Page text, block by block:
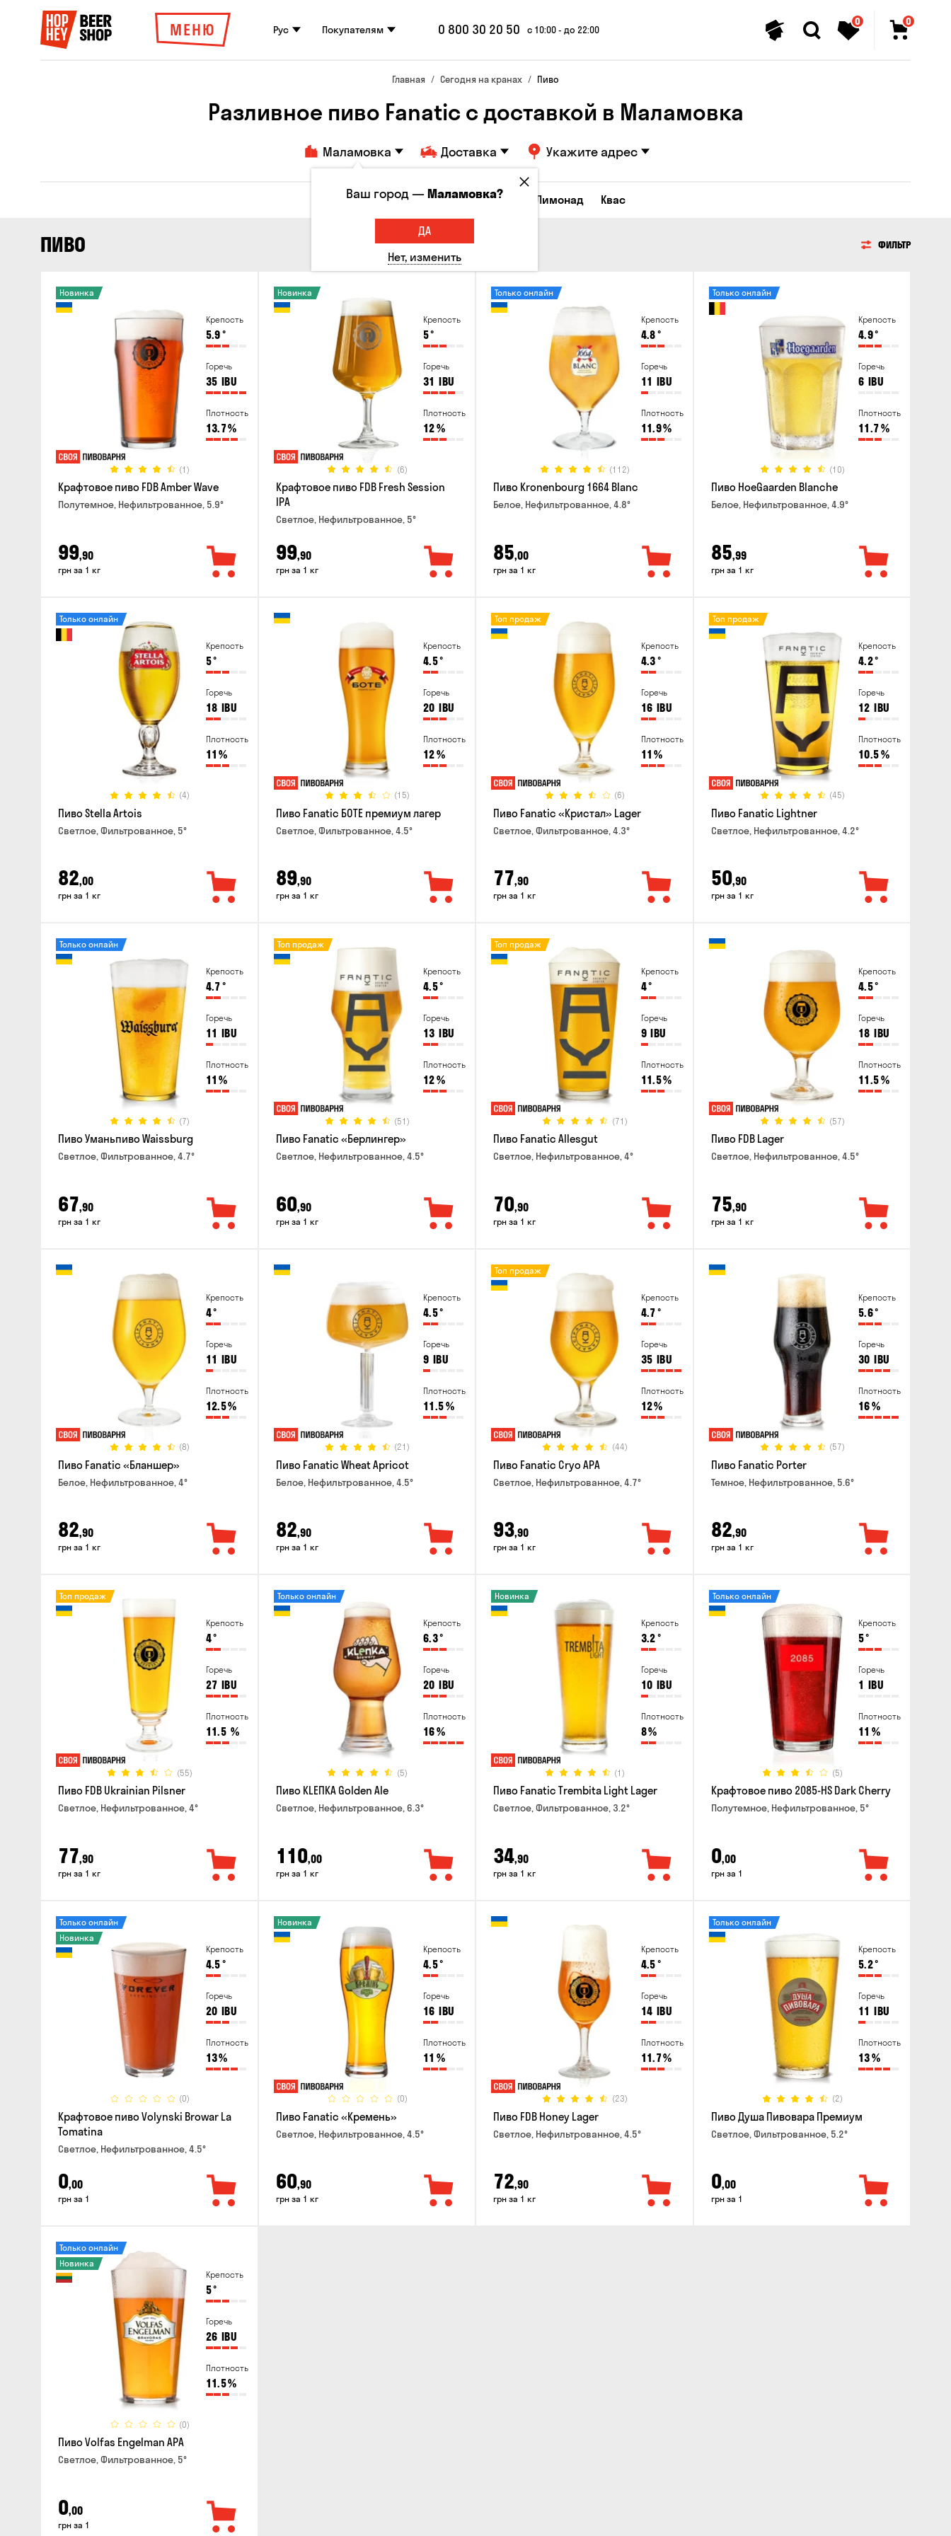
МЕНЮ Рус Покупателям 0 800 30 20 50 с 10:00 - до 22:00
0 0
Главная Сегодня на кранах Пиво
Разливное пиво Fanatic с доставкой в ​​Маламовка
Маламовка Доставка Укажите адрес
Все товары Пиво Сидр Вино Лимонад Квас
ПИВО ФИЛЬТР
Крепость
5.9°
Горечь
35 IBU
Плотность
13.7%
(1)
Новинка
Крафтовое пиво FDB Amber Wave
Полутемное, Нефильтрованное, 5.9°
99,90
грн за 1 кг
Крепость
5°
Горечь
31 IBU
Плотность
12%
(6)
Новинка
Крафтовое пиво FDB Fresh Session
IPA
Светлое, Нефильтрованное, 5°
99,90
грн за 1 кг
Крепость
4.8°
Горечь
11 IBU
Плотность
11.9%
(112)
Только онлайн
Пиво Kronenbourg 1664 Blanc
Белое, Нефильтрованное, 4.8°
85,00
грн за 1 кг
Крепость
4.9°
Горечь
6 IBU
Плотность
11.7%
(10)
Только онлайн
Пиво HoeGaarden Blanche
Белое, Нефильтрованное, 4.9°
85,99
грн за 1 кг
Крепость
5°
Горечь
18 IBU
Плотность
11 %
(4)
Только онлайн
Пиво Stella Artois
Светлое, Фильтрованное, 5°
82,00
грн за 1 кг
Крепость
4.5°
Горечь
20 IBU
Плотность
12%
(15)
Пиво Fanatic БОТЕ премиум лагер
Светлое, Фильтрованное, 4.5°
89,90
грн за 1 кг
Крепость
4.3°
Горечь
16 IBU
Плотность
11 %
(6)
Топ продаж
Пиво Fanatic «Кристал» Lager
Светлое, Фильтрованное, 4.3°
77,90
грн за 1 кг
Крепость
4.2°
Горечь
12 IBU
Плотность
10.5%
(45)
Топ продаж
Пиво Fanatic Lightner
Светлое, Нефильтрованное, 4.2°
50,90
грн за 1 кг
Крепость
4.7°
Горечь
11 IBU
Плотность
11 %
(7)
Только онлайн
Пиво Уманьпиво Waissburg
Светлое, Фильтрованное, 4.7°
67,90
грн за 1 кг
Крепость
4.5°
Горечь
13 IBU
Плотность
12%
(51)
Топ продаж
Пиво Fanatic «Берлингер»
Светлое, Нефильтрованное, 4.5°
60,90
грн за 1 кг
Крепость
4°
Горечь
9 IBU
Плотность
11.5%
(71)
Топ продаж
Пиво Fanatic Allesgut
Светлое, Нефильтрованное, 4°
70,90
грн за 1 кг
Крепость
4.5°
Горечь
18 IBU
Плотность
11.5%
(57)
Пиво FDB Lager
Светлое, Нефильтрованное, 4.5°
75,90
грн за 1 кг
Крепость
4°
Горечь
11 IBU
Плотность
12.5%
(8)
Пиво Fanatic «Бланшер»
Белое, Нефильтрованное, 4°
82,90
грн за 1 кг
Крепость
4.5°
Горечь
9 IBU
Плотность
11.5%
(21)
Пиво Fanatic Wheat Apricot
Белое, Нефильтрованное, 4.5°
82,90
грн за 1 кг
Крепость
4.7°
Горечь
35 IBU
Плотность
12%
(44)
Топ продаж
Пиво Fanatic Cryo APA
Светлое, Нефильтрованное, 4.7°
93,90
грн за 1 кг
Крепость
5.6°
Горечь
30 IBU
Плотность
16%
(57)
Пиво Fanatic Porter
Темное, Нефильтрованное, 5.6°
82,90
грн за 1 кг
Крепость
4°
Горечь
27 IBU
Плотность
11.5 %
(55)
Топ продаж
Пиво FDB Ukrainian Pilsner
Светлое, Нефильтрованное, 4°
77,90
грн за 1 кг
Крепость
6.3°
Горечь
20 IBU
Плотность
16%
(5)
Только онлайн
Пиво KLEПКА Golden Ale
Светлое, Нефильтрованное, 6.3°
110,00
грн за 1 кг
Крепость
3.2°
Горечь
10 IBU
Плотность
8%
(1)
Новинка
Пиво Fanatic Trembita Light Lager
Светлое, Фильтрованное, 3.2°
34,90
грн за 1 кг
Крепость
5°
Горечь
1 IBU
Плотность
11 %
(5)
Только онлайн
Крафтовое пиво 2085-HS Dark Cherry
Полутемное, Нефильтрованное, 5°
0,00
грн за 1
Крепость
4.5°
Горечь
20 IBU
Плотность
13%
(0)
Только онлайн
Новинка
Крафтовое пиво Volynski Browar La
Tomatina
Светлое, Нефильтрованное, 4.5°
0,00
грн за 1
Крепость
4.5°
Горечь
16 IBU
Плотность
11 %
(0)
Новинка
Пиво Fanatic «Кремень»
Светлое, Нефильтрованное, 4.5°
60,90
грн за 1 кг
Крепость
4.5°
Горечь
14 IBU
Плотность
11.7%
(23)
Пиво FDB Honey Lager
Светлое, Нефильтрованное, 4.5°
72,90
грн за 1 кг
Крепость
5.2°
Горечь
11 IBU
Плотность
13%
(2)
Только онлайн
Пиво Душа Пивовара Премиум
Светлое, Фильтрованное, 5.2°
0,00
грн за 1
Крепость
5°
Горечь
26 IBU
Плотность
11.5%
(0)
Только онлайн
Новинка
Пиво Volfas Engelman APA
Светлое, Фильтрованное, 5°
0,00
грн за 1
Ваш город —Маламовка?
ДА
Нет, изменить